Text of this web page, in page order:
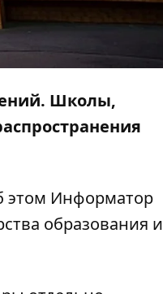
. Школы,
этом Информатор
образования и